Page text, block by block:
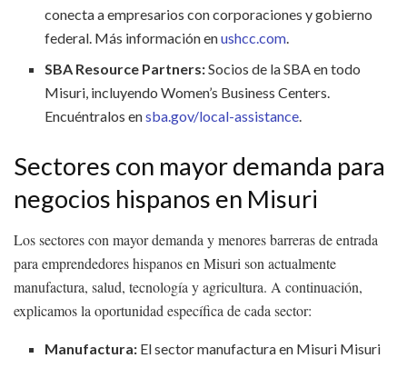
conecta a empresarios con corporaciones y gobierno
federal. Más información enushcc.com.
SBA Resource Partners:Socios de la SBA en todo
Misuri, incluyendo Women’s Business Centers.
Encuéntralos ensba.gov/local-assistance.
Sectores con mayor demanda para
negocios hispanos en Misuri
Los sectores con mayor demanda y menores barreras de entrada
para emprendedores hispanos en Misuri son actualmente
manufactura, salud, tecnología y agricultura. A continuación,
explicamos la oportunidad específica de cada sector:
Manufactura: El sector manufactura en Misuri Misuri